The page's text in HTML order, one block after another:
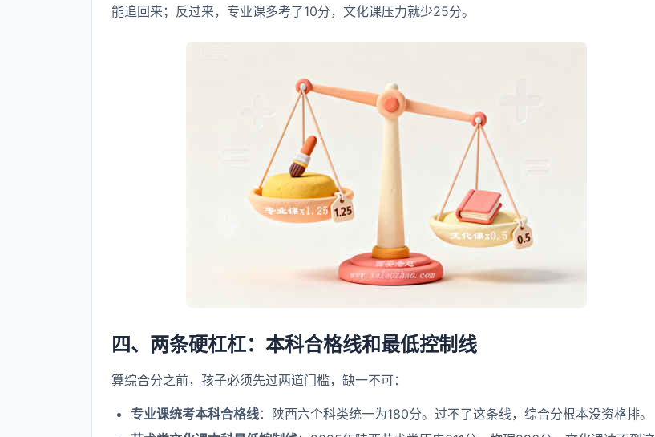
能追回来；反过来，专业课多考了10分，文化课压力就少25分。
四、两条硬杠杠：本科合格线和最低控制线
算综合分之前，孩子必须先过两道门槛，缺一不可：
专业课统考本科合格线：陕西六个科类统一为180分。过不了这条线，综合分根本没资格排。